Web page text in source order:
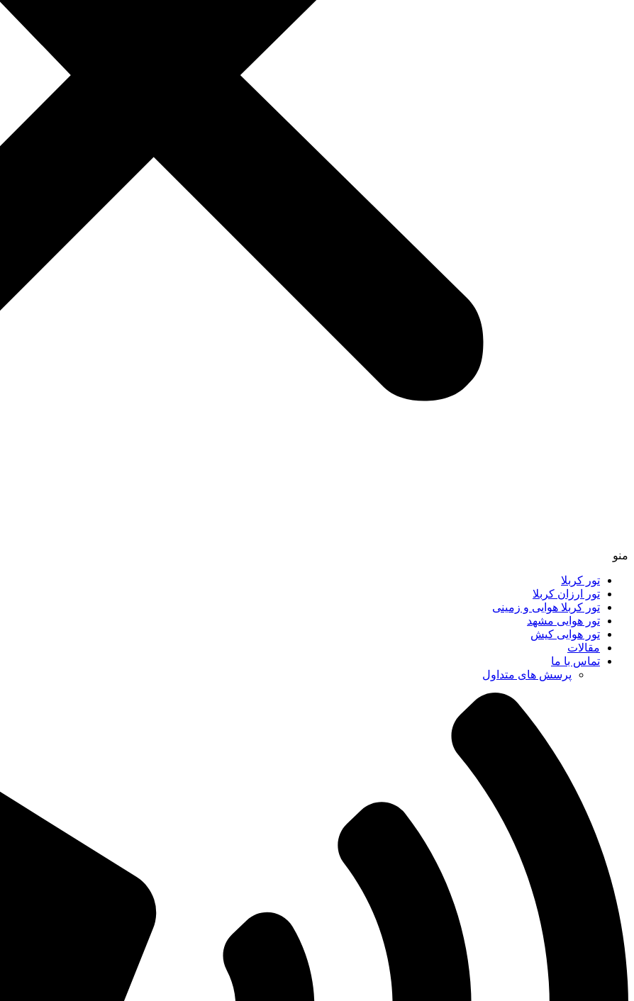
منو
تور کربلا
تور ارزان کربلا
تور کربلا هوایی و زمینی
تور هوایی مشهد
تور هوایی کیش
مقالات
تماس با ما
پرسش های متداول